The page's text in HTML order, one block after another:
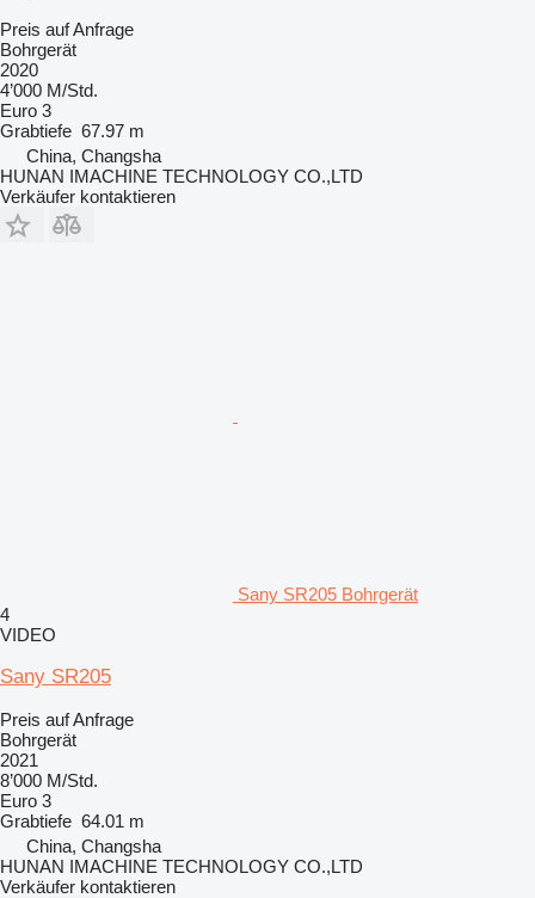
Preis auf Anfrage
Bohrgerät
2020
4’000 M/Std.
Euro 3
Grabtiefe 67.97 m
China, Changsha
HUNAN IMACHINE TECHNOLOGY CO.,LTD
Verkäufer kontaktieren
Sany SR205 Bohrgerät
4
VIDEO
Sany SR205
Preis auf Anfrage
Bohrgerät
2021
8’000 M/Std.
Euro 3
Grabtiefe 64.01 m
China, Changsha
HUNAN IMACHINE TECHNOLOGY CO.,LTD
Verkäufer kontaktieren